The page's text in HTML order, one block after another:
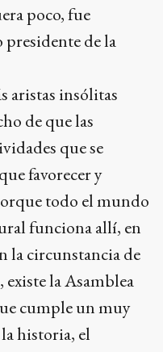
poco, fue
de la
aristas insólitas
de que las
que se
favorecer y
todo el mundo
funciona allí, en
la circunstancia de
existe la Asamblea
cumple un muy
historia, el